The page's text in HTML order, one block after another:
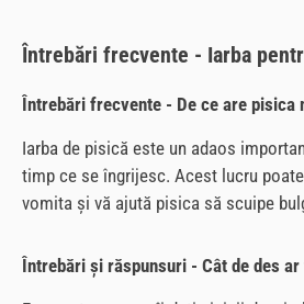
Întrebări frecvente - Iarba
Întrebări frecvente - De ce are pisica
Iarba de pisică este un adaos
timp ce se îngrijesc. Acest lucru
vomita și vă ajută pisica să scuipe
Întrebări și răspunsuri - Cât de des